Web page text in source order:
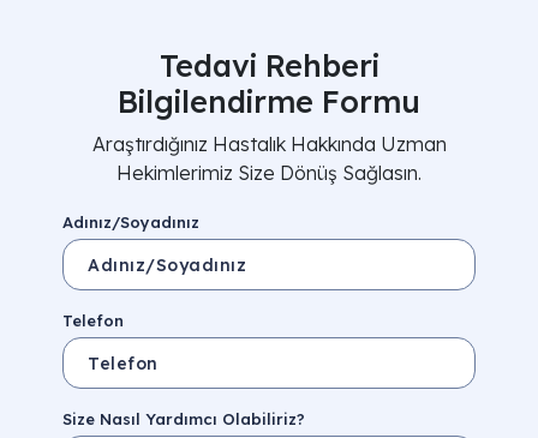
Tedavi Rehberi
Bilgilendirme Formu
Araştırdığınız Hastalık Hakkında Uzman
Hekimlerimiz Size Dönüş Sağlasın.
Adınız/Soyadınız
Telefon
Size Nasıl Yardımcı Olabiliriz?